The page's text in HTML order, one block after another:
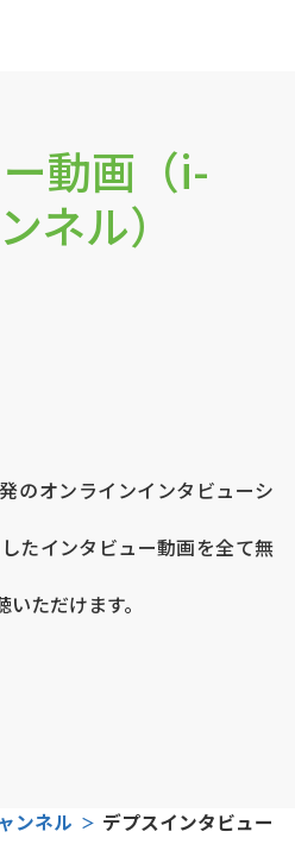
動画（i-
ネル）
のオンラインインタビューシ
たインタビュー動画を全て無
ただけます。
ンネル デプスインタビュー